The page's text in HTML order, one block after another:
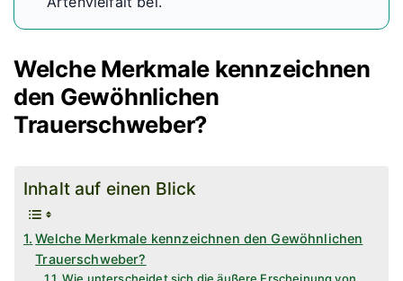
Welche Merkmale kennzeichnen
den Gewöhnlichen
Trauerschweber?
Inhalt auf einen Blick
Welche Merkmale kennzeichnen den Gewöhnlichen
Trauerschweber?